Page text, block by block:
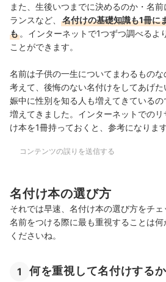
また、生後いつまでに決めるのか・名
ランスなど、
名付けの基礎知識も1冊に
も 。インターネットで1つずつ調べるよ
ことができます。
名前は子供の一生についてまわるもの
考えて、後悔のない名付けをしてあげ
娠中に性別を知る人も増えてきている
増えてきました。インターネットでの
け本を1冊持っておくと、参考になります
コンテンツの誤りを送信する
名付け本の選び方
それでは早速、名付け本の選び方をチェ
名前をつける際に最も重視することは
くださいね。
1 何を重視して名付けする